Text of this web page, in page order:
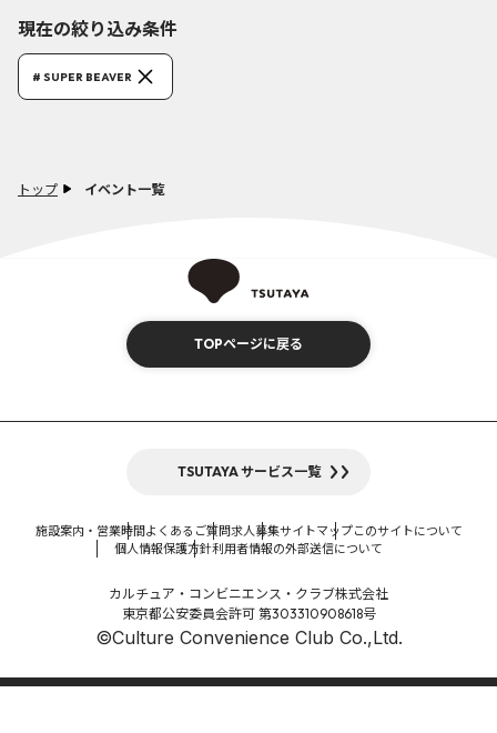
トップ イベント一覧
現在の絞り込み条件
# SUPER BEAVER
TOPページに戻る
TSUTAYA サービス一覧
施設案内・営業時間よくあるご質問求人募集サイトマップこのサイトについて
個人情報保護方針利用者情報の外部送信について
カルチュア・コンビニエンス・クラブ株式会社
東京都公安委員会許可 第303310908618号
©Culture Convenience Club Co.,Ltd.